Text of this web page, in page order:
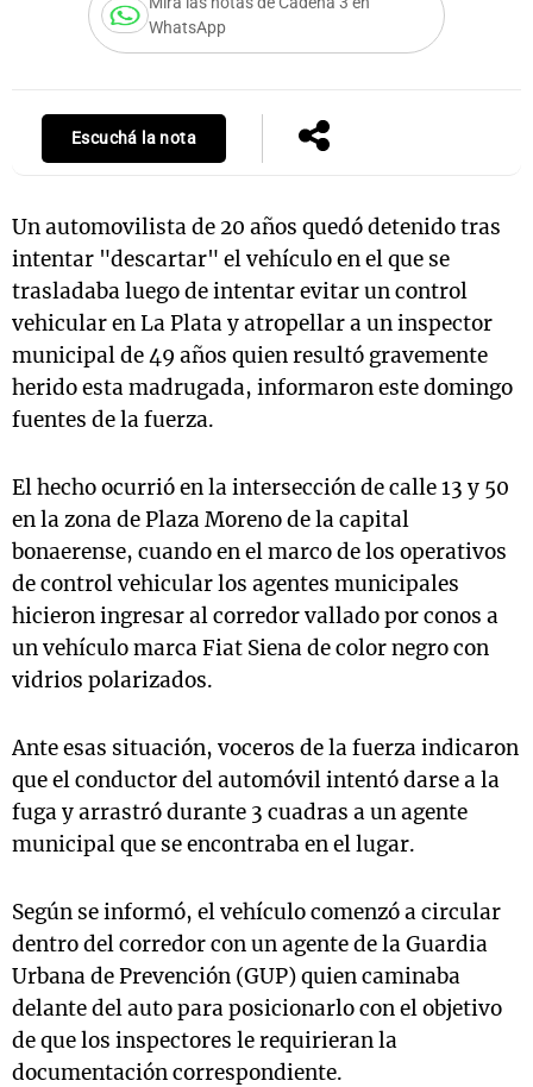
WhatsApp
Escuchá la nota
Un automovilista de 20 años quedó detenido tras
intentar "descartar" el vehículo en el que se
trasladaba luego de intentar evitar un control
vehicular en La Plata y atropellar a un inspector
municipal de 49 años quien resultó gravemente
herido esta madrugada, informaron este domingo
fuentes de la fuerza.
El hecho ocurrió en la intersección de calle 13 y 50
en la zona de Plaza Moreno de la capital
bonaerense, cuando en el marco de los operativos
de control vehicular los agentes municipales
hicieron ingresar al corredor vallado por conos a
un vehículo marca Fiat Siena de color negro con
vidrios polarizados.
Ante esas situación, voceros de la fuerza indicaron
que el conductor del automóvil intentó darse a la
fuga y arrastró durante 3 cuadras a un agente
municipal que se encontraba en el lugar.
Según se informó, el vehículo comenzó a circular
dentro del corredor con un agente de la Guardia
Urbana de Prevención (GUP) quien caminaba
delante del auto para posicionarlo con el objetivo
de que los inspectores le requirieran la
documentación correspondiente.